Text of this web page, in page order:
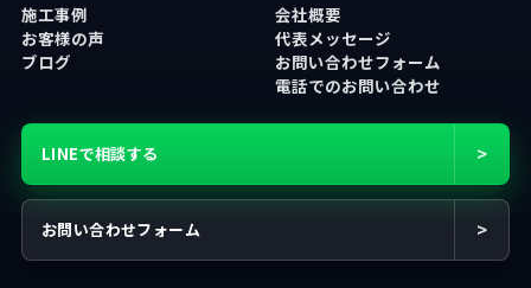
施工事例
お客様の声
ブログ
会社概要
代表メッセージ
お問い合わせフォーム
電話でのお問い合わせ
LINEで相談する >
お問い合わせフォーム >